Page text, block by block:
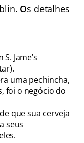
Os detalhes
Jame’s
uma pechincha,
foi o negócio do
que sua cerveja
seus